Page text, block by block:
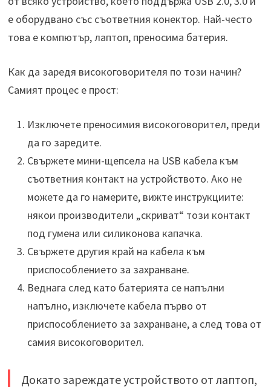
е оборудвано със съответния конектор. Най-често
това е компютър, лаптоп, преносима батерия.
Как да заредя високоговорителя по този начин?
Самият процес е прост:
Изключете преносимия високоговорител, преди
да го заредите.
Свържете мини-щепсела на USB кабела към
съответния контакт на устройството. Ако не
можете да го намерите, вижте инструкциите:
някои производители „скриват“ този контакт
под гумена или силиконова капачка.
Свържете другия край на кабела към
приспособлението за захранване.
Веднага след като батерията се напълни
напълно, изключете кабела първо от
приспособлението за захранване, а след това от
самия високоговорител.
Докато зареждате устройството от лаптоп,